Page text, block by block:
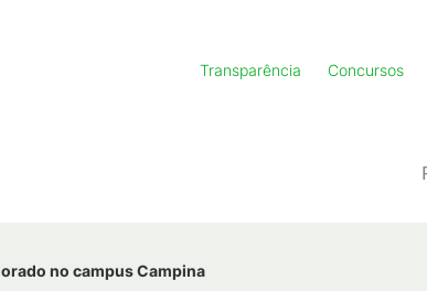
Transparência Concursos
no campus Campina